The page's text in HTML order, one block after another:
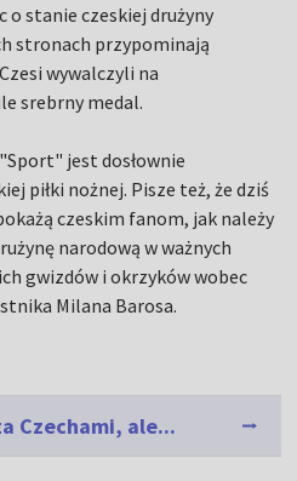
o stanie czeskiej drużyny
stronach przypominają
wywalczyli na
srebrny medal.
jest dosłownie
piłki nożnej. Pisze też, że dziś
czeskim fanom, jak należy
narodową w ważnych
gwizdów i okrzyków wobec
Milana Barosa.
Czechami, ale...